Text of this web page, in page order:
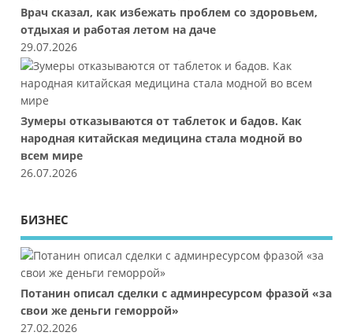
Врач сказал, как избежать проблем со здоровьем,
отдыхая и работая летом на даче
29.07.2026
Зумеры отказываются от таблеток и бадов. Как
народная китайская медицина стала модной во
всем мире
26.07.2026
БИЗНЕС
Потанин описал сделки с админресурсом фразой «за
свои же деньги геморрой»
27.02.2026